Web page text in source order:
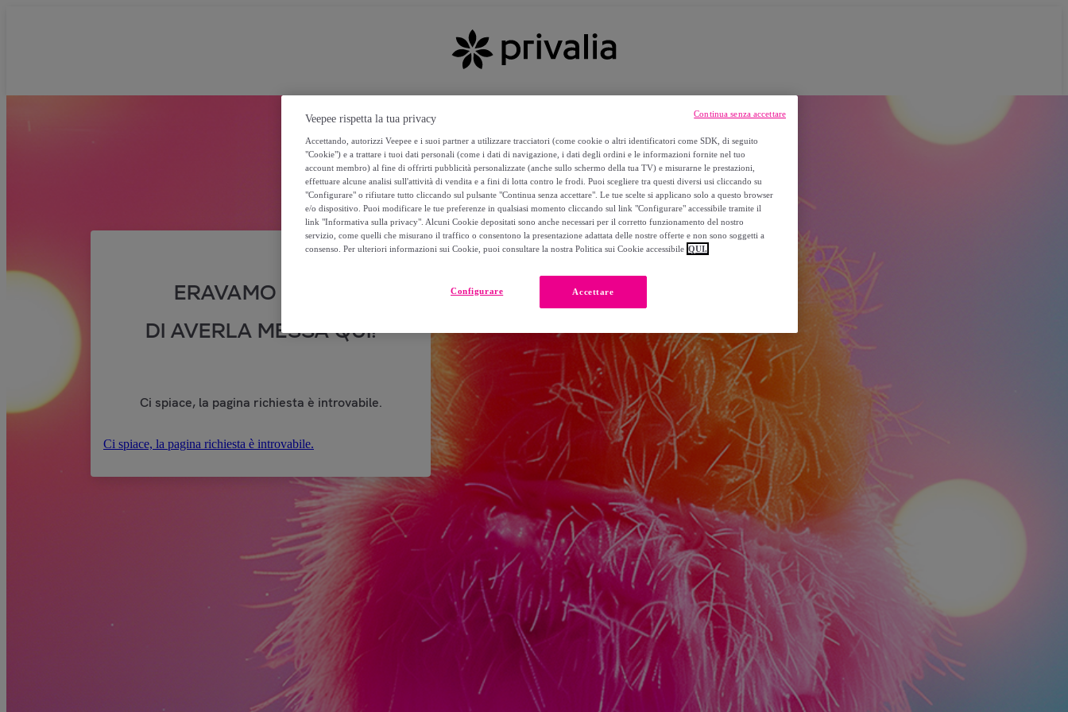
ERAVAMO SICURI
DI AVERLA MESSA QUI!
Ci spiace, la pagina richiesta è introvabile.
Ci spiace, la pagina richiesta è introvabile.
Veepee rispetta la tua privacy
Accettando, autorizzi Veepee e i suoi partner a utilizzare tracciatori (come cookie o altri identificatori come SDK, di seguito
"Cookie") e a trattare i tuoi dati personali (come i dati di navigazione, i dati degli ordini e le informazioni fornite nel tuo
account membro) al fine di offrirti pubblicità personalizzate (anche sullo schermo della tua TV) e misurarne le prestazioni,
effettuare alcune analisi sull'attività di vendita e a fini di lotta contro le frodi. Puoi scegliere tra questi diversi usi cliccando su
"Configurare" o rifiutare tutto cliccando sul pulsante "Continua senza accettare". Le tue scelte si applicano solo a questo browser
e/o dispositivo. Puoi modificare le tue preferenze in qualsiasi momento cliccando sul link "Configurare" accessibile tramite il
link "Informativa sulla privacy". Alcuni Cookie depositati sono anche necessari per il corretto funzionamento del nostro
servizio, come quelli che misurano il traffico o consentono la presentazione adattata delle nostre offerte e non sono soggetti a
consenso. Per ulteriori informazioni sui Cookie, puoi consultare la nostra Politica sui Cookie accessibile QUI.
Accettare
Configurare
Continua senza accettare